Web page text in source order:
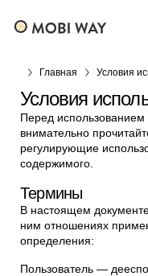
Главная Условия
Условия
Перед использованием
внимательно
регулирующие
содержимого.
Термины
В настоящем
ним отношениях
определения:
Пользователь —